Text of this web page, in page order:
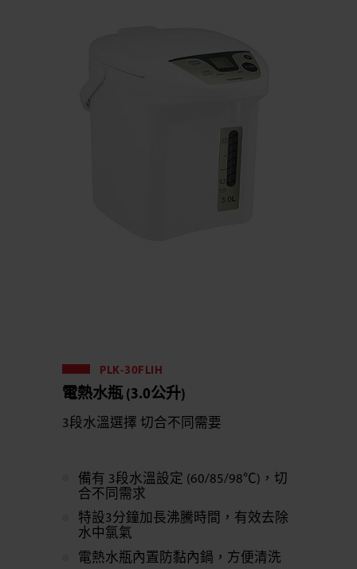
PLK-30FLIH
電熱水瓶 (3.0公升)
3段水溫選擇 切合不同需要
備有 3段水溫設定 (60/85/98℃)，切
合不同需求
特設3分鐘加長沸騰時間，有效去除
水中氯氣
電熱水瓶內置防黏內鍋，方便清洗